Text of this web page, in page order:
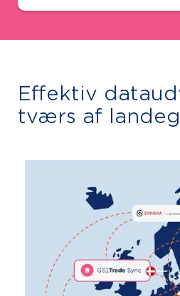
Effektiv
tværs af